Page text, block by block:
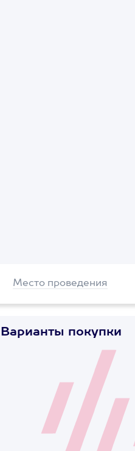
Место проведения
Варианты покупки